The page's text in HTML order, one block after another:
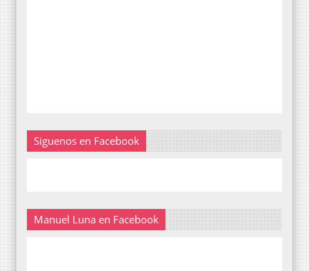
Siguenos en Facebook
Manuel Luna en Facebook